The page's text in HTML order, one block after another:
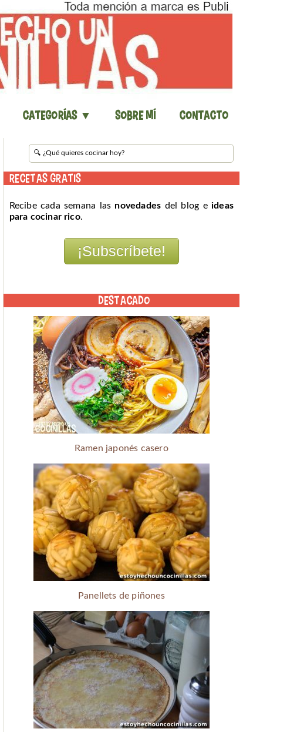
Categorías ▼ Sobre mí Contacto
RECETAS GRATIS
Recibe cada semana las novedades del blog e ideas
para cocinar rico.
DESTACADO
Ramen japonés casero
Panellets de piñones